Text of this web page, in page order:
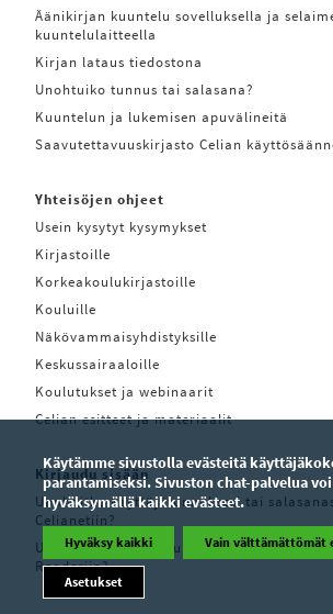
Äänikirjan kuuntelu sovelluksella ja
kuuntelulaitteella
Kirjan lataus tiedostona
Unohtuiko tunnus tai salasana?
Kuuntelun ja lukemisen apuvälineitä
Saavutettavuuskirjasto Celian
Yhteisöjen ohjeet
Usein kysytyt kysymykset
Kirjastoille
Korkeakoulukirjastoille
Kouluille
Näkövammaisyhdistyksille
Keskussairaaloille
Koulutukset ja webinaarit
Celian esitteet ja materiaalit
Kirjaudu sisään
Unohditko käyttäjätunnuksesi tai
Celianetiin?
Unohditko käyttäjätunnuksesi tai
Readeriin?
Käytämme sivustolla evästeitä
parantamiseksi. Sivuston chat-palvelua
hyväksymällä kaikki evästeet.
Hyväksy kaikki Vain välttämättömät
Asetukset